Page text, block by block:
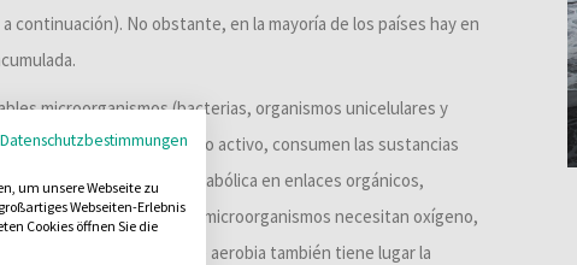
continuación). No obstante, en la mayoría de los países hay en
microorganismos (bacterias, organismos unicelulares y
en conjunto lodo activo, consumen las sustancias
gracias a su actividad metabólica en enlaces orgánicos,
este proceso biológico los microorganismos necesitan oxígeno,
ventiladores. En esta fase aerobia también tiene lugar la
Datenschutzbestimmungen
um unsere Webseite zu
Webseiten-Erlebnis
Cookies öffnen Sie die